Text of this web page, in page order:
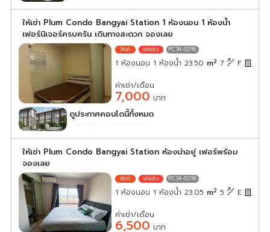
ให้เช่า Plum Condo Bangyai Station 1 ห้องนอน 1 ห้องน้ำ
เฟอร์นิเจอร์ครบครัน เดินทางสะดวก จองเลย
PC34-0298
1 ห้องนอน 1 ห้องน้ำ 23.50 m2 7 F
ค่าเช่า/เดือน
7,000 บาท
ดูประกาศคอนโดนี้ทั้งหมด
เลือกดูประกาศคอนโดนี้
ให้เช่า Plum Condo Bangyai Station ห้องน่าอยู่ เฟอร์พร้อม
จองเลย
PC34-0296
1 ห้องนอน 1 ห้องน้ำ 23.05 m2 5 E
ค่าเช่า/เดือน
6,500 บาท